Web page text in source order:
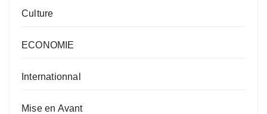
Culture
ECONOMIE
Internationnal
Mise en Avant